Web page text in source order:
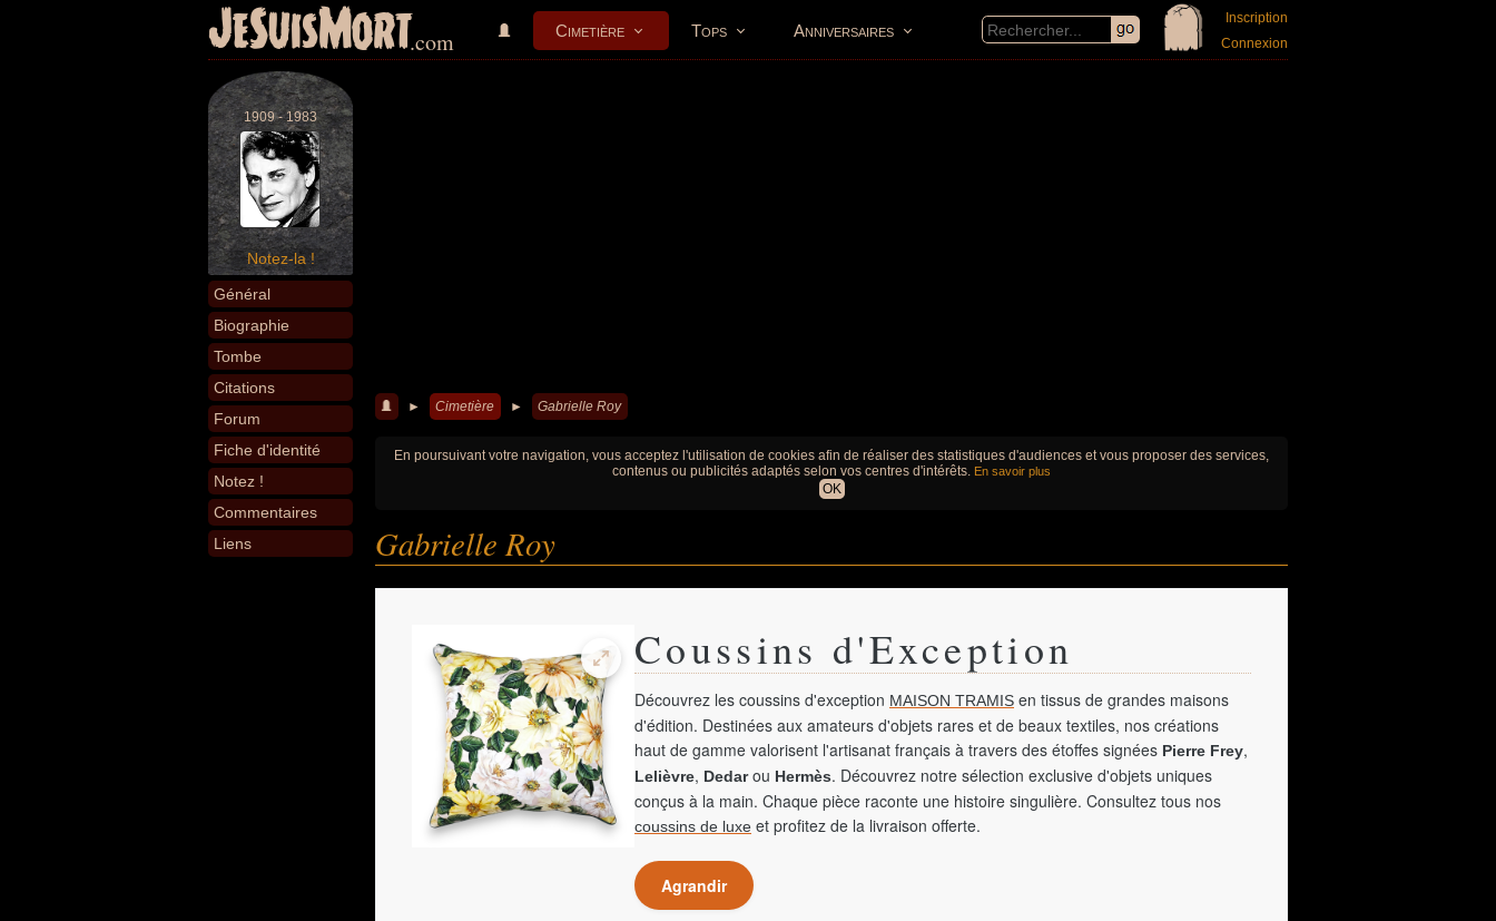
JeSuisMort.com Cimetière Tops Anniversaires
Inscription
Connexion
1909 - 1983
Notez-la !
Général
Biographie
Tombe
Citations
Forum
Fiche d'identité
Notez !
Commentaires
Liens
► Cimetière ► Gabrielle Roy
En poursuivant votre navigation, vous acceptez l'utilisation de cookies afin de réaliser des statistiques d'audiences et vous proposer des services,
contenus ou publicités adaptés selon vos centres d'intérêts. En savoir plus
OK
Gabrielle Roy
Coussins d'Exception
Découvrez les coussins d'exception MAISON TRAMIS en tissus de grandes maisons
d'édition. Destinées aux amateurs d'objets rares et de beaux textiles, nos créations
haut de gamme valorisent l'artisanat français à travers des étoffes signées Pierre Frey,
Lelièvre, Dedarou Hermès. Découvrez notre sélection exclusive d'objets uniques
conçus à la main. Chaque pièce raconte une histoire singulière. Consultez tous nos
coussins de luxe et profitez de la livraison offerte.
Agrandir